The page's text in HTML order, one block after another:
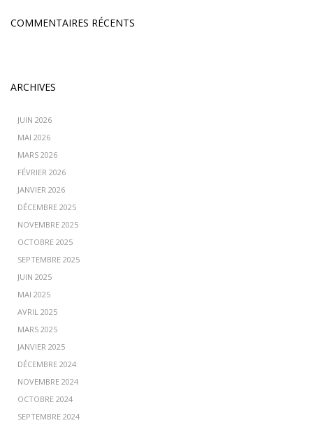
COMMENTAIRES RÉCENTS
ARCHIVES
JUIN 2026
MAI 2026
MARS 2026
FÉVRIER 2026
JANVIER 2026
DÉCEMBRE 2025
NOVEMBRE 2025
OCTOBRE 2025
SEPTEMBRE 2025
JUIN 2025
MAI 2025
AVRIL 2025
MARS 2025
JANVIER 2025
DÉCEMBRE 2024
NOVEMBRE 2024
OCTOBRE 2024
SEPTEMBRE 2024